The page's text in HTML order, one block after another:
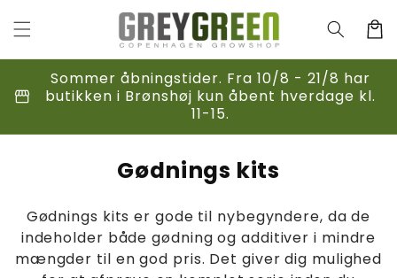
indhold
storefront
Sommer åbningstider. Fra 10/8 - 21/8 har
butikken i Brønshøj kun åbent hverdage kl.
11-15.
K
l
l
Gødnings kits
Gødnings kits er gode til nybegyndere, da de
indeholder både gødning og additiver i mindre
mængder til en god pris. Det giver dig mulighed